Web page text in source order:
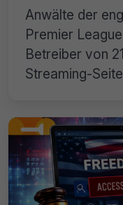
Anwälte der
Premier
Betreiber von
Streaming-